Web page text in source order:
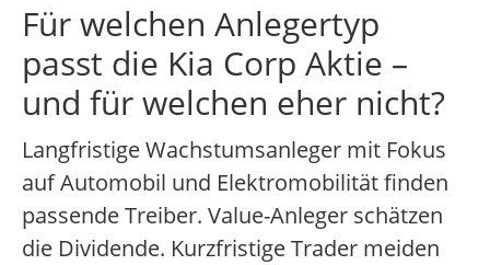
Für welchen Anlegertyp
passt die Kia Corp Aktie –
und für welchen eher nicht?
Langfristige Wachstumsanleger mit Fokus
auf Automobil und Elektromobilität finden
passende Treiber. Value-Anleger schätzen
die Dividende. Kurzfristige Trader meiden